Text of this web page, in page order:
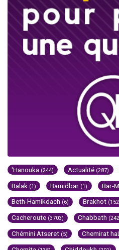
'Hanouka (244) Actualité (287)
Balak (1) Bamidbar (1) Bar-
Beth-Hamikdach (6) Brakhot
Cacheroute (3703) Chabbath
Chémini Atseret (5) Chemirat